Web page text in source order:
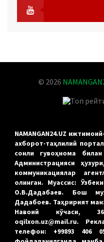
© 2026
NAMANGAN24.UZ
ахборот-таҳлилий
сонли гувоҳнома
Администрацияси
коммуникациялар
олинган. Муассис:
О.В.Дадабаев. Бош
Дадабоев. Таҳририят
Навоий кўчаси,
oqilxon.uz@mail.ru.
телефон: +99893 406